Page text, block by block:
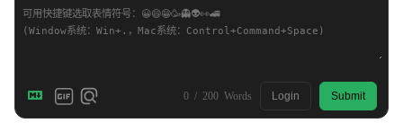
0 / 200 Words Login Submit